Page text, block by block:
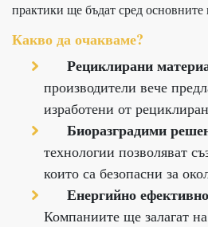
практики ще бъдат сред основните
Какво да очакваме?
Рециклирани
производители вече
изработени от
Биоразградими
технологии позволяват
които са безопасни за
Енергийно
Компаниите ще залагат